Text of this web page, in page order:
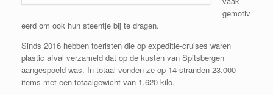
gemotiv
eerd om ook hun steentje bij te dragen.
Sinds 2016 hebben toeristen die op expeditie-cruises waren
plastic afval verzameld dat op de kusten van Spitsbergen
aangespoeld was. In totaal vonden ze op 14 stranden 23.000
items met een totaalgewicht van 1.620 kilo.